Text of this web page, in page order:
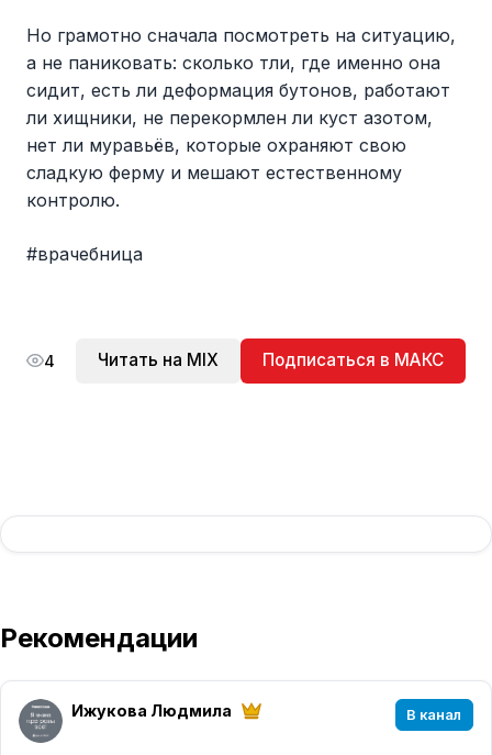
Но грамотно сначала посмотреть на ситуацию,
а не паниковать: сколько тли, где именно она
сидит, есть ли деформация бутонов, работают
ли хищники, не перекормлен ли куст азотом,
нет ли муравьёв, которые охраняют свою
сладкую ферму и мешают естественному
контролю.
#врачебница
4 Читать на MIX Подписаться в МАКС
Рекомендации
Ижукова Людмила В канал